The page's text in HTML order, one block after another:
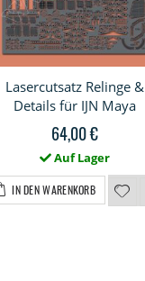
Lasercutsatz Relinge &
Details für IJN Maya
64,00 €
Auf Lager
IN DEN WARENKORB